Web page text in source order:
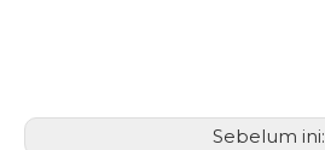
Sebelum ini: